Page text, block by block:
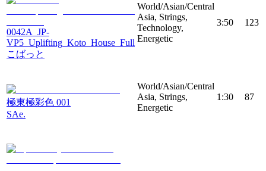
0042A_JP-
VP5_Uplifting_Koto_House_Full
こばっと
World/Asian/Central
Asia, Strings,
Technology,
Energetic
3:50 123
極東極彩色 001
SAe.
World/Asian/Central
Asia, Strings,
Energetic
1:30 87